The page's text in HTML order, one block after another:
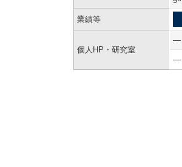
業績等
個人HP・研究室
―
―